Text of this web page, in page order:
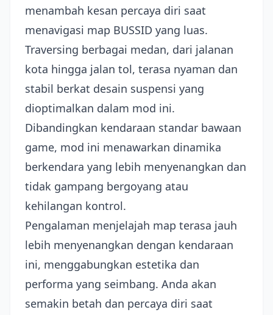
menambah kesan percaya diri saat
menavigasi map BUSSID yang luas.
Traversing berbagai medan, dari jalanan
kota hingga jalan tol, terasa nyaman dan
stabil berkat desain suspensi yang
dioptimalkan dalam mod ini.
Dibandingkan kendaraan standar bawaan
game, mod ini menawarkan dinamika
berkendara yang lebih menyenangkan dan
tidak gampang bergoyang atau
kehilangan kontrol.
Pengalaman menjelajah map terasa jauh
lebih menyenangkan dengan kendaraan
ini, menggabungkan estetika dan
performa yang seimbang. Anda akan
semakin betah dan percaya diri saat